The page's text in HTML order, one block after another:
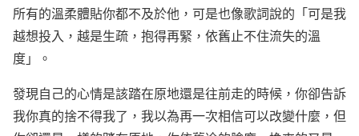
所有的溫柔體貼你都不及於他，可是也像歌詞說的「可是我
越想投入，越是生疏，抱得再緊，依舊止不住流失的溫
度」。
發現自己的心情是該踏在原地還是往前走的時候，你卻告訴
我你真的捨不得我了，我以為再一次相信可以改變什麼，但